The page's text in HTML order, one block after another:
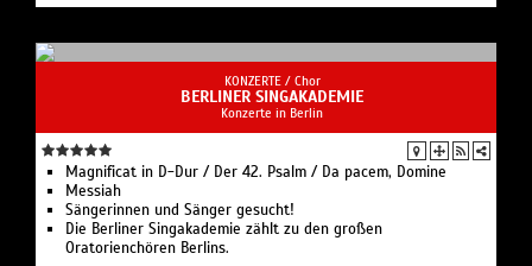
KONZERTE / Chor
BERLINER SINGAKADEMIE
Konzerte in Berlin
Magnificat in D-Dur / Der 42. Psalm / Da pacem, Domine
Messiah
Sängerinnen und Sänger gesucht!
Die Berliner Singakademie zählt zu den großen
Oratorienchören Berlins.